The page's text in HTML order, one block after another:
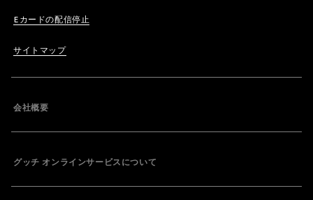
Eカードの配信停止
サイトマップ
会社概要
グッチ オンラインサービスについて